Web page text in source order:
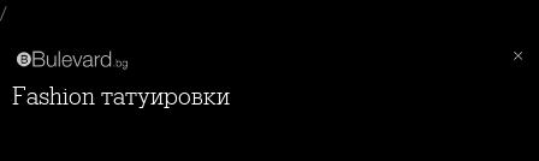
/
Fashion татуировки